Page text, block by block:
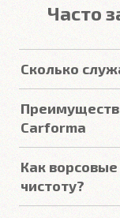
Часто
Сколько
составляет от
клиентовони
Carforma
получить такие
Как
чистоту?